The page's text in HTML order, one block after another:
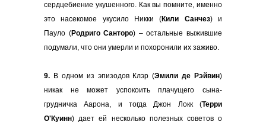
сердцебиение укушенного. Как вы помните, именно
это насекомое укусило Никки (Кили Санчез) и
Пауло (Родриго Санторо) – остальные выжившие
подумали, что они умерли и похоронили их заживо.
9. В одном из эпизодов Клэр (Эмили де Рэйвин)
никак не может успокоить плачущего сына-
грудничка Аарона, и тогда Джон Локк (Терри
О'Куинн) дает ей несколько полезных советов о